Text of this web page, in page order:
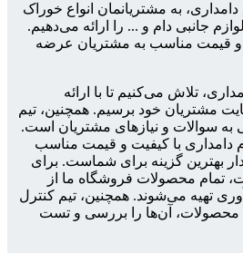
دامداری، به مشتریانمان انواع خوراک
جانبی دام و ... را ارائه می‌دهیم.
و قیمت مناسب به مشتریان عرضه
تلاش می‌کنیم تا با ارائه
مشتریان خود برسیم. همچنین، تیم
به سوالات و نیازهای مشتریان است.
دامداری با کیفیت و قیمت مناسب
بهترین گزینه برای شماست. برای
تمام محصولات فروشگاه ما از
تهیه می‌شوند. همچنین، تیم کنترل
محصولات، آن‌ها را بررسی و تست